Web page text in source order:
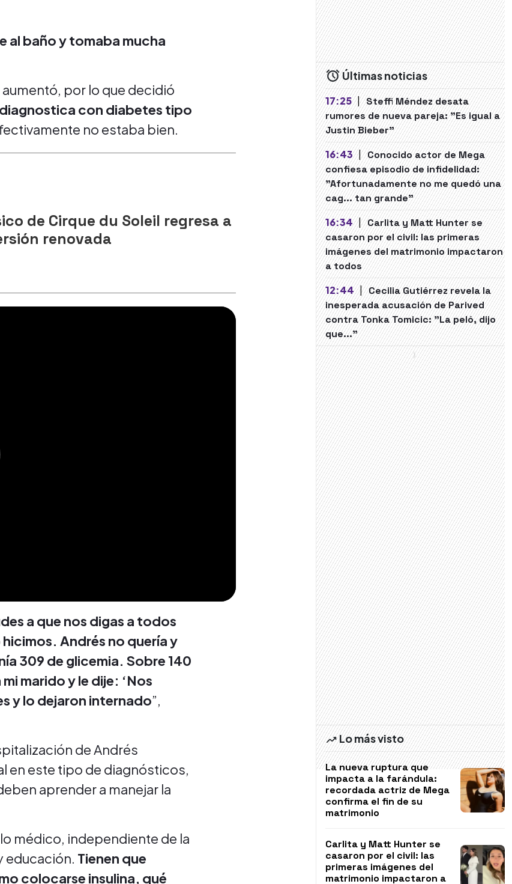
al baño y tomaba mucha
por lo que decidió
con diabetes tipo
no estaba bien.
de Cirque du Soleil regresa a
renovada
a que nos digas a todos
hicimos. Andrés no quería y
309 de glicemia. Sobre 140
marido y le dije: ‘Nos
y lo dejaron internado”,
de Andrés
en este tipo de diagnósticos,
aprender a manejar la
médico, independiente de la
educación. Tienen que
colocarse insulina, qué
Últimas noticias
17:25 | Steffi Méndez desata
rumores de nueva pareja: "Es igual a
Justin Bieber"
16:43 | Conocido actor de Mega
confiesa episodio de infidelidad:
"Afortunadamente no me quedó una
cag... tan grande"
16:34 | Carlita y Matt Hunter se
casaron por el civil: las primeras
imágenes del matrimonio impactaron
a todos
12:44 | Cecilia Gutiérrez revela la
inesperada acusación de Parived
contra Tonka Tomicic: "La peló, dijo
que..."
Lo más visto
La nueva ruptura que
impacta a la farándula:
recordada actriz de Mega
confirma el fin de su
matrimonio
Carlita y Matt Hunter se
casaron por el civil: las
primeras imágenes del
matrimonio impactaron a